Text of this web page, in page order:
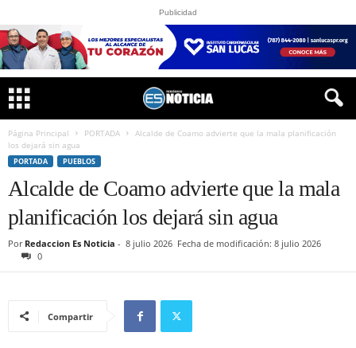
Publicidad
Página Principal PORTADA
Alcalde de Coamo advierte que la mala planificación
los dejará sin agua
PORTADA PUEBLOS
Alcalde de Coamo advierte que la mala
planificación los dejará sin agua
Por Redaccion Es Noticia - 8 julio 2026 Fecha de modificación: 8 julio 2026
0
Compartir